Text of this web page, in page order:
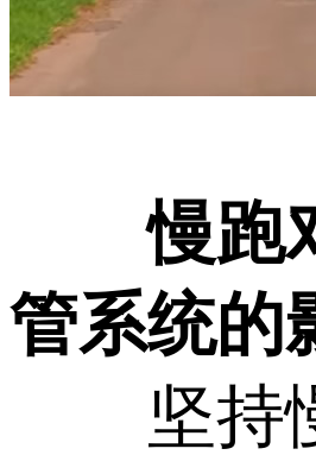
慢跑
管系统的
坚持